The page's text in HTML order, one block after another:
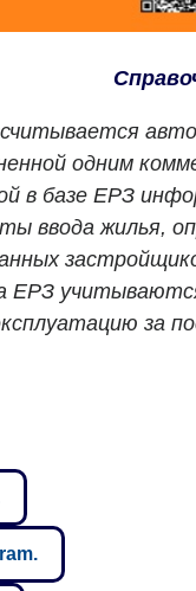
одним
в базе ЕРЗ
ввода жилья,
ЕРЗ
за